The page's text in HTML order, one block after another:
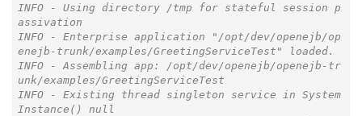
INFO - Using directory /tmp for stateful session p
assivation
INFO - Enterprise application "/opt/dev/openejb/op
enejb-trunk/examples/GreetingServiceTest" loaded.
INFO - Assembling app: /opt/dev/openejb/openejb-tr
unk/examples/GreetingServiceTest
INFO - Existing thread singleton service in System
Instance() null